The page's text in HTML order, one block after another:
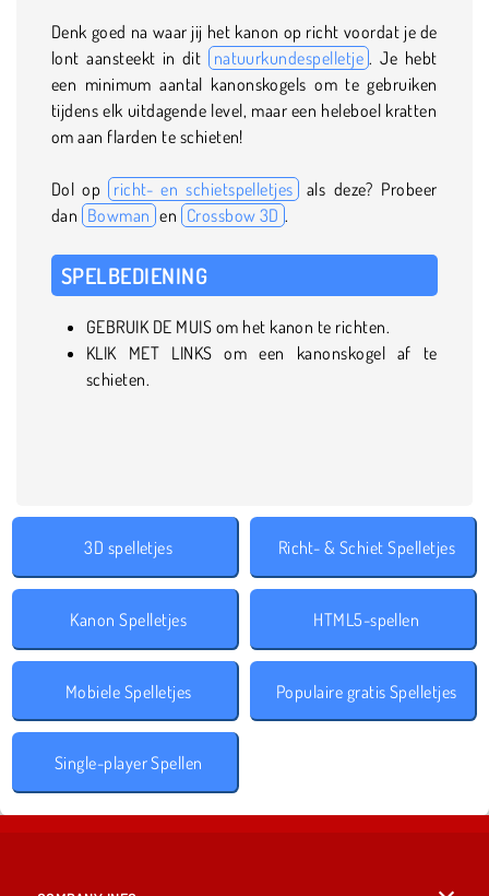
Denk goed na waar jij het kanon op richt voordat je de
lont aansteekt in dit
natuurkundespelletje . Je hebt
een minimum aantal kanonskogels om te gebruiken
tijdens elk uitdagende level, maar een heleboel kratten
om aan flarden te schieten!
Dol op richt- en schietspelletjes als deze? Probeer
dan Bowman en Crossbow 3D .
SPELBEDIENING
GEBRUIK DE MUIS om het kanon te richten.
KLIK MET LINKS om een kanonskogel af te
schieten.
3D spelletjes Richt- & Schiet Spelletjes
Kanon Spelletjes HTML5-spellen
Mobiele Spelletjes Populaire gratis Spelletjes
Single-player Spellen